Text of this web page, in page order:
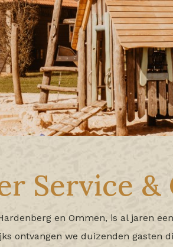
Service &
en Ommen, is al jaren
ontvangen we duizenden gasten